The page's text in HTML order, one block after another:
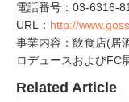
電話番号：03-6316-
URL： http://
事業内容：飲食店(居
ロデュースおよびFC
Related Article